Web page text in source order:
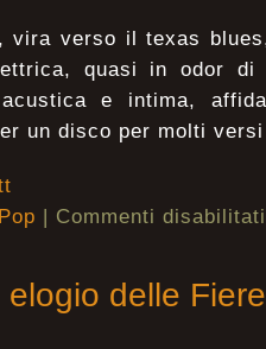
vira verso il texas
quasi in odor di
e intima,
un disco per molti
| Commenti disabilitati
delle